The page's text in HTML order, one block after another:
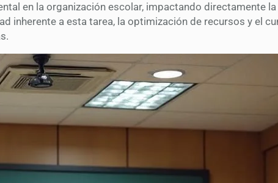
en la organización escolar, impactando directamente
inherente a esta tarea, la optimización de recursos y el